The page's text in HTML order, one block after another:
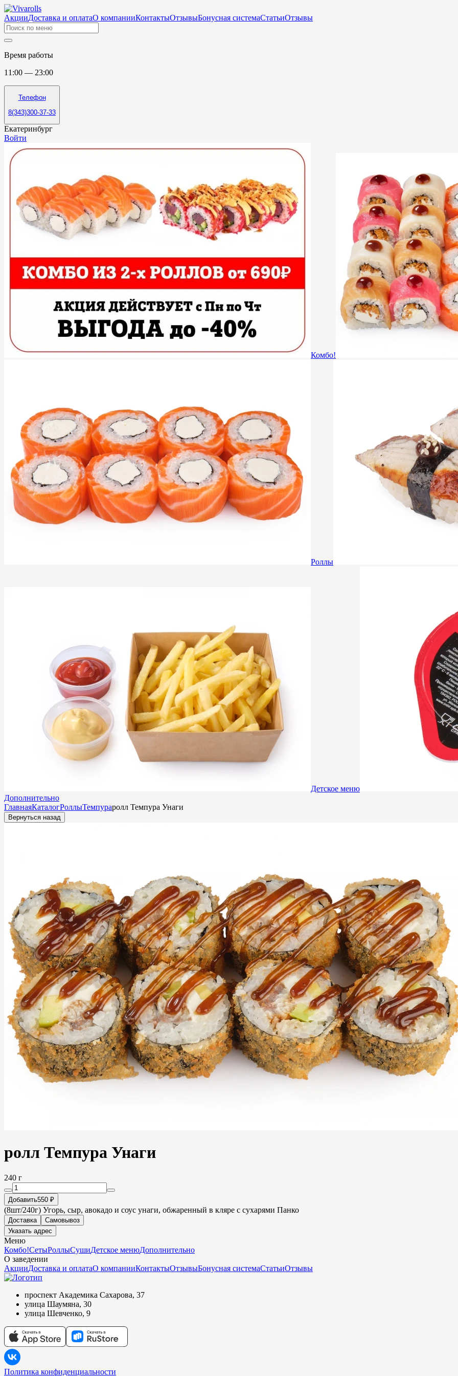
АкцииДоставка и оплатаО компанииКонтактыОтзывыБонусная системаСтатьиОтзывы
Время работы
11:00 — 23:00
Телефон
8(343)300-37-33
Екатеринбург
Войти
Комбо!
Роллы
Детское меню
Дополнительно
ГлавнаяКаталогРоллыТемпураролл Темпура Унаги
Вернуться назад
ролл Темпура Унаги
240 г
Добавить550 ₽
(8шт/240г) Угорь, сыр, авокадо и соус унаги, обжаренный в кляре с сухарями Панко
Доставка
Самовывоз
Указать адрес
Меню
Комбо!СетыРоллыСушиДетское менюДополнительно
О заведении
АкцииДоставка и оплатаО компанииКонтактыОтзывыБонусная системаСтатьиОтзывы
проспект Академика Сахарова, 37
улица Шаумяна, 30
улица Шевченко, 9
Политика конфиденциальности